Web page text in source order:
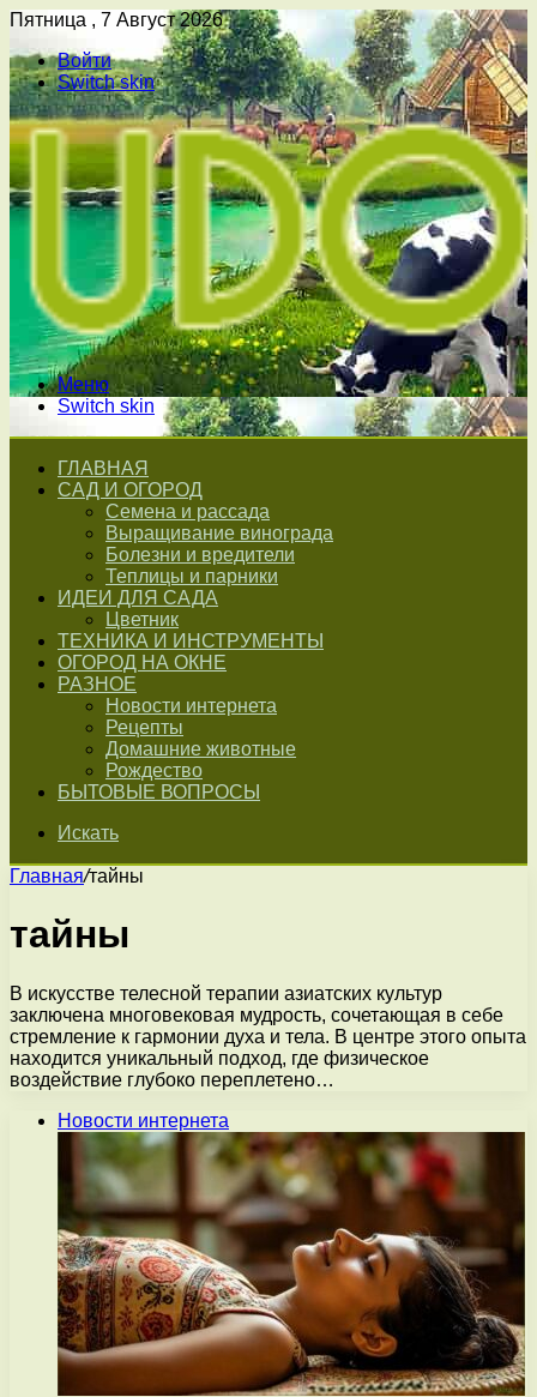
Пятница , 7 Август 2026
Войти
Switch skin
Меню
Switch skin
ГЛАВНАЯ
САД И ОГОРОД
Семена и рассада
Выращивание винограда
Болезни и вредители
Теплицы и парники
ИДЕИ ДЛЯ САДА
Цветник
ТЕХНИКА И ИНСТРУМЕНТЫ
ОГОРОД НА ОКНЕ
РАЗНОЕ
Новости интернета
Рецепты
Домашние животные
Рождество
БЫТОВЫЕ ВОПРОСЫ
Искать
Главная/тайны
тайны
В искусстве телесной терапии азиатских культур
заключена многовековая мудрость, сочетающая в себе
стремление к гармонии духа и тела. В центре этого опыта
находится уникальный подход, где физическое
воздействие глубоко переплетено…
Новости интернета